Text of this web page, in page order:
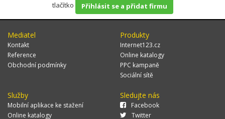
tlačítko
Přihlásit se a přidat firmu
Mediatel
Kontakt
Reference
Obchodní podmínky
Produkty
Internet123.cz
Online katalogy
PPC kampaně
Sociální sítě
Služby
Mobilní aplikace ke stažení
Online katalogy
Sledujte nás
Facebook
Twitter